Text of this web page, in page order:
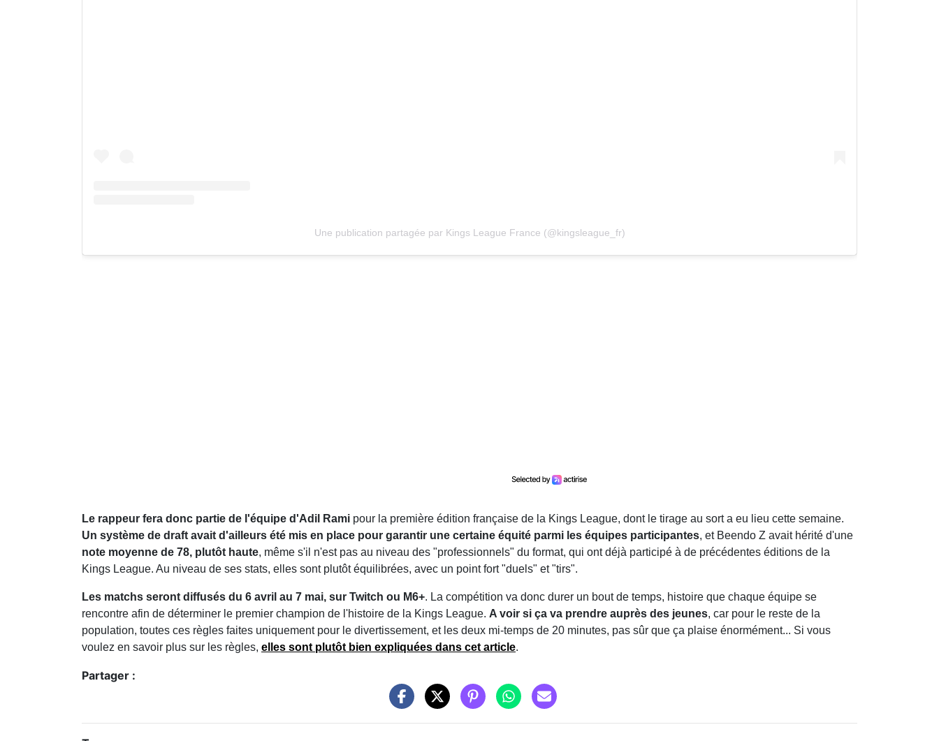
Une publication partagée par Kings League France (@kingsleague_fr)
Le rappeur fera donc partie de l'équipe d'Adil Rami pour la première édition française de la Kings League, dont le tirage au sort a eu lieu cette semaine.
Un système de draft avait d'ailleurs été mis en place pour garantir une certaine équité parmi les équipes participantes, et Beendo Z avait hérité d'une
note moyenne de 78, plutôt haute, même s'il n'est pas au niveau des "professionnels" du format, qui ont déjà participé à de précédentes éditions de la
Kings League. Au niveau de ses stats, elles sont plutôt équilibrées, avec un point fort "duels" et "tirs".
Les matchs seront diffusés du 6 avril au 7 mai, sur Twitch ou M6+. La compétition va donc durer un bout de temps, histoire que chaque équipe se
rencontre afin de déterminer le premier champion de l'histoire de la Kings League. A voir si ça va prendre auprès des jeunes, car pour le reste de la
population, toutes ces règles faites uniquement pour le divertissement, et les deux mi-temps de 20 minutes, pas sûr que ça plaise énormément... Si vous
voulez en savoir plus sur les règles, elles sont plutôt bien expliquées dans cet article.
Partager :